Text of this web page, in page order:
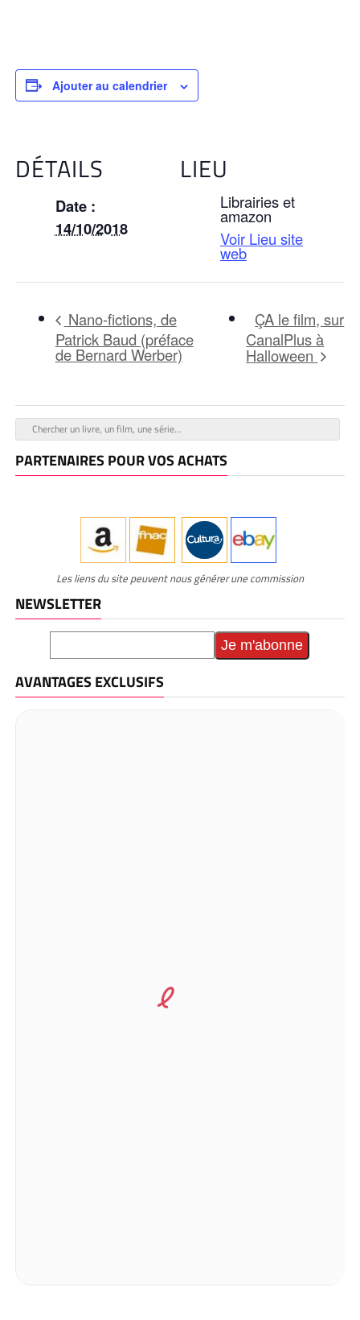
Ajouter au calendrier
DÉTAILS
Date :
14/10/2018
LIEU
Librairies et
amazon
Voir Lieu site
web
Nano-fictions, de
Patrick Baud (préface
de Bernard Werber)
ÇA le film, sur
CanalPlus à
Halloween
PARTENAIRES POUR VOS ACHATS
Les liens du site peuvent nous générer une commission
NEWSLETTER
AVANTAGES EXCLUSIFS